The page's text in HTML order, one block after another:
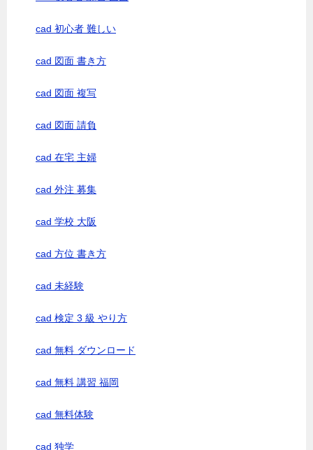
cad 初心者 難しい
cad 図面 書き方
cad 図面 複写
cad 図面 請負
cad 在宅 主婦
cad 外注 募集
cad 学校 大阪
cad 方位 書き方
cad 未経験
cad 検定 3 級 やり方
cad 無料 ダウンロード
cad 無料 講習 福岡
cad 無料体験
cad 独学